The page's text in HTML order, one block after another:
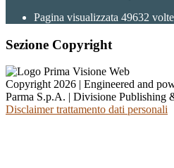
Pagina visualizzata 49632 volte
Sezione Copyright
Copyright 2026 | Engineered and
Parma S.p.A. | Divisione Publishing
Disclaimer trattamento dati personali